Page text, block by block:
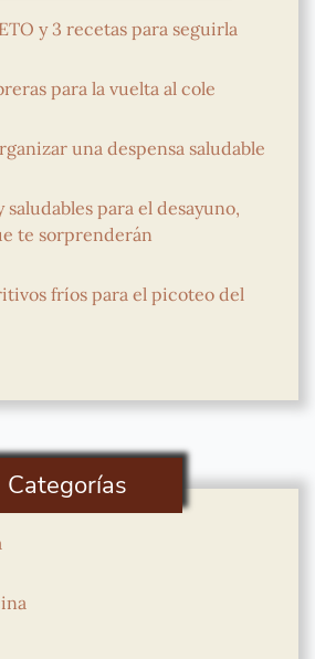
y 3 recetas para seguirla
para la vuelta al cole
una despensa saludable
saludables para el desayuno,
te sorprenderán
fríos para el picoteo del
Categorías